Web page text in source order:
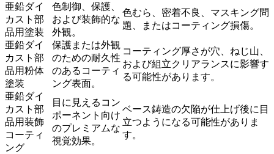
亜鉛ダイ
カスト部
品用塗装
色制御、保護、
および装飾的な
外観。
色むら、密着不良、マスキング問
題、またはコーティング損傷。
亜鉛ダイ
カスト部
品用粉体
塗装
保護または外観
のための耐久性
のあるコーティ
ング表面。
コーティング厚さが穴、ねじ山、
および組立クリアランスに影響す
る可能性があります。
亜鉛ダイ
カスト部
品用装飾
コーティ
ング
目に見えるコン
ポーネント向け
のプレミアムな
視覚効果。
ベース鋳造の欠陥が仕上げ後に目
立つようになる可能性がありま
す。